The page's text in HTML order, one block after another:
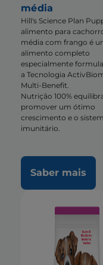
média
Hill's Science Plan
alimento para
média com frango é
alimento completo
especialmente
a Tecnologia
Multi-Benefit.
Nutrição 100%
promover um ótimo
crescimento e o
imunitário.
Saber mais